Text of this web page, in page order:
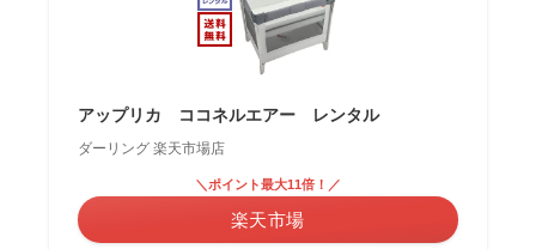
アップリカ ココネルエアー レンタル
ダーリング 楽天市場店
＼ポイント最大11倍！／
楽天市場